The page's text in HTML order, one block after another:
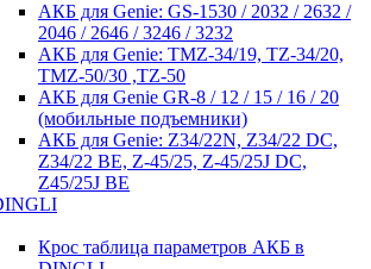
АКБ для Genie: GS-1530 / 2032 / 2632 /
2046 / 2646 / 3246 / 3232
АКБ для Genie: TMZ-34/19, TZ-34/20,
TMZ-50/30 ,TZ-50
АКБ для Genie GR-8 / 12 / 15 / 16 / 20
(мобильные подъемники)
АКБ для Genie: Z34/22N, Z34/22 DC,
Z34/22 BE, Z-45/25, Z-45/25J DC,
Z45/25J BE
Крос таблица параметров АКБ в